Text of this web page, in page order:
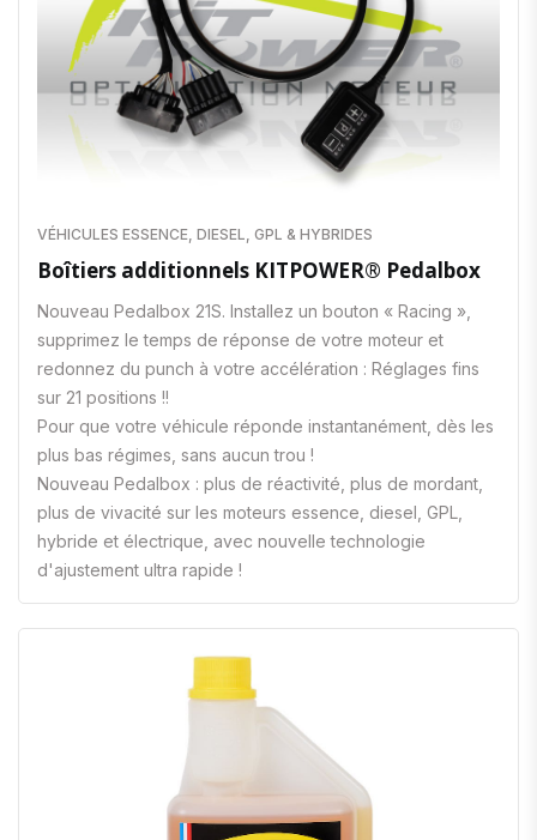
VÉHICULES ESSENCE, DIESEL, GPL & HYBRIDES
Boîtiers additionnels KITPOWER® Pedalbox
Nouveau Pedalbox 21S. Installez un bouton « Racing »,
supprimez le temps de réponse de votre moteur et
redonnez du punch à votre accélération : Réglages fins
sur 21 positions !!
Pour que votre véhicule réponde instantanément, dès les
plus bas régimes, sans aucun trou !
Nouveau Pedalbox : plus de réactivité, plus de mordant,
plus de vivacité sur les moteurs essence, diesel, GPL,
hybride et électrique, avec nouvelle technologie
d'ajustement ultra rapide !